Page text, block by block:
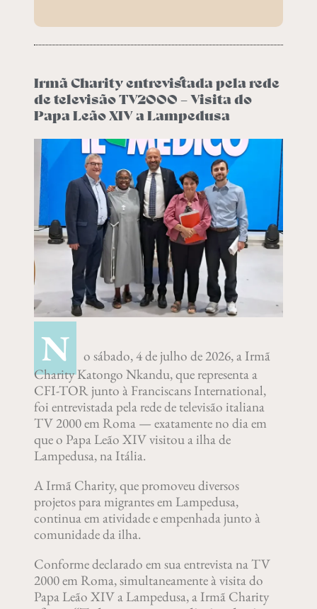
Irmã Charity entrevistada pela rede
de televisão TV2000 – Visita do
Papa Leão XIV a Lampedusa
N
o sábado, 4 de julho de 2026, a Irmã
Charity Katongo Nkandu, que representa a
CFI-TOR junto à Franciscans International,
foi entrevistada pela rede de televisão italiana
TV 2000 em Roma — exatamente no dia em
que o Papa Leão XIV visitou a ilha de
Lampedusa, na Itália.
A Irmã Charity, que promoveu diversos
projetos para migrantes em Lampedusa,
continua em atividade e empenhada junto à
comunidade da ilha.
Conforme declarado em sua entrevista na TV
2000 em Roma, simultaneamente à visita do
Papa Leão XIV a Lampedusa, a Irmã Charity